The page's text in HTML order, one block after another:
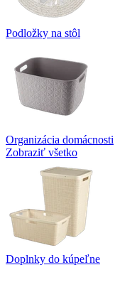
Podložky na stôl
Organizácia domácnosti
Zobraziť všetko
Doplnky do kúpeľne